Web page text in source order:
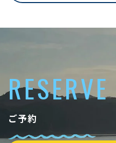
RESERVE
ご予約